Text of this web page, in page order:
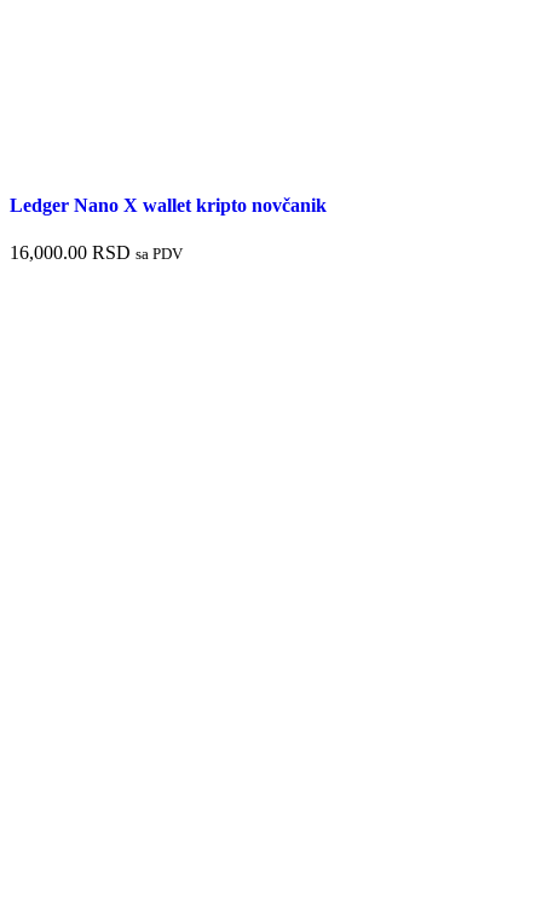
Ledger Nano X wallet kripto novčanik
16,000.00 RSD sa PDV